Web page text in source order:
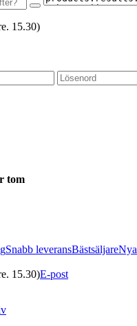
15.30)
tom
Snabb leveransBästsäljareNya
15.30)E-post